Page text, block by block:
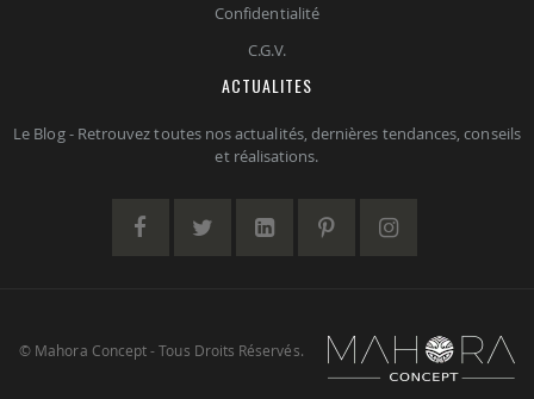
Confidentialité
C.G.V.
ACTUALITES
Le Blog - Retrouvez toutes nos actualités, dernières tendances, conseils
et réalisations.
© Mahora Concept - Tous Droits Réservés.